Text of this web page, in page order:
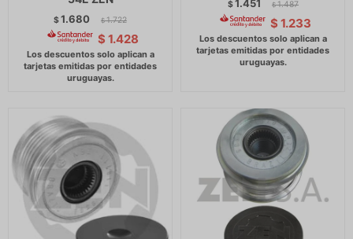
$1.680 $ 1.722
$ 1.428
$1.451 $ 1.487
$ 1.233